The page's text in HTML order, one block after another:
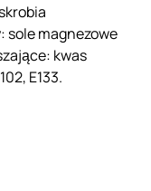
sole magnezowe
kwas
E133.